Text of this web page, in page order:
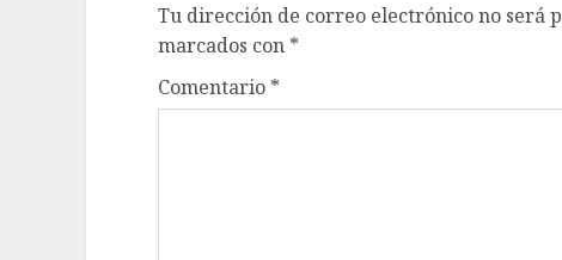
Tu dirección de correo electrónico no será
marcados con *
Comentario *